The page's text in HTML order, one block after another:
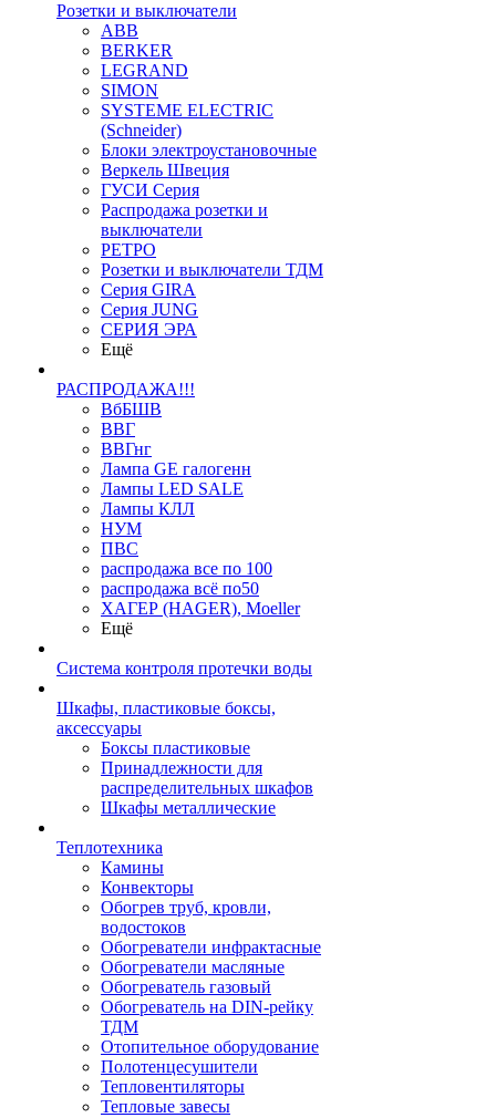
Розетки и выключатели
ABB
BERKER
LEGRAND
SIMON
SYSTEME ELECTRIC
(Schneider)
Блоки электроустановочные
Веркель Швеция
ГУСИ Серия
Распродажа розетки и
выключатели
РЕТРО
Розетки и выключатели ТДМ
Серия GIRA
Серия JUNG
СЕРИЯ ЭРА
Ещё
РАСПРОДАЖА!!!
ВбБШВ
ВВГ
ВВГнг
Лампа GE галогенн
Лампы LED SALE
Лампы КЛЛ
НУМ
ПВС
распродажа все по 100
распродажа всё по50
ХАГЕР (HAGER), Moeller
Ещё
Система контроля протечки воды
Шкафы, пластиковые боксы,
аксессуары
Боксы пластиковые
Принадлежности для
распределительных шкафов
Шкафы металлические
Теплотехника
Камины
Конвекторы
Обогрев труб, кровли,
водостоков
Обогреватели инфрактасные
Обогреватели масляные
Обогреватель газовый
Обогреватель на DIN-рейку
ТДМ
Отопительное оборудование
Полотенцесушители
Тепловентиляторы
Тепловые завесы